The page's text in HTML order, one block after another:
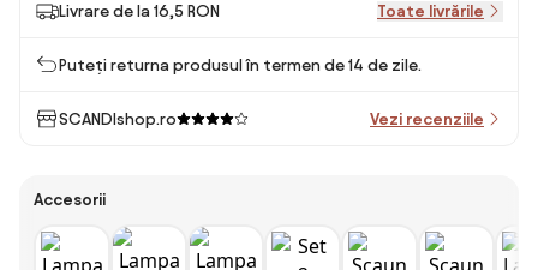
Livrare de la 16,5 RON Toate livrările
Puteți returna produsul în termen de 14 de zile.
SCANDIshop.ro Vezi recenziile
Accesorii